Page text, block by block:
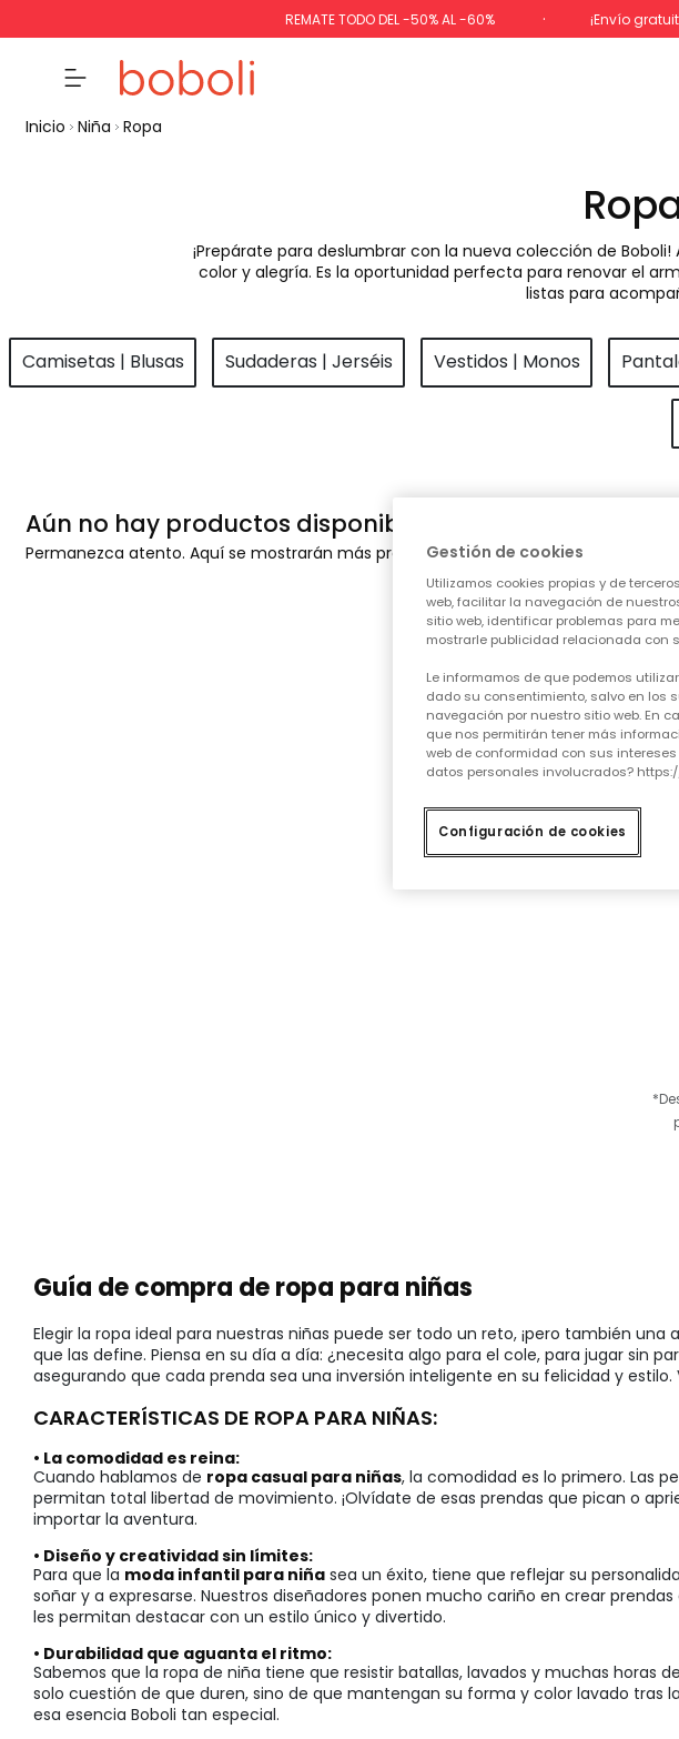
REMATE TODO DEL -50% AL -60% ¡Envío
Inicio Niña Ropa
¡Prepárate para deslumbrar con la nueva colección de
color y alegría. Es la oportunidad perfecta para renovar el
listas para
Camisetas | Blusas Sudaderas | Jerséis Vestidos | Monos
Aún no hay productos disponibles
Permanezca atento. Aquí se mostrarán más productos a medida que se vayan
Guía de compra de ropa para niñas
Elegir la ropa ideal para nuestras niñas puede ser todo un reto, ¡pero también
que las define. Piensa en su día a día: ¿necesita algo para el cole, para jugar sin
asegurando que cada prenda sea una inversión inteligente en su felicidad y
CARACTERÍSTICAS DE ROPA PARA NIÑAS:
• La comodidad es reina:
Cuando hablamos de ropa casual para niñas, la comodidad es lo primero. Las
permitan total libertad de movimiento. ¡Olvídate de esas prendas que pican o
importar la aventura.
• Diseño y creatividad sin límites:
Para que la moda infantil para niña sea un éxito, tiene que reflejar su
soñar y a expresarse. Nuestros diseñadores ponen mucho cariño en crear prendas
les permitan destacar con un estilo único y divertido.
• Durabilidad que aguanta el ritmo:
Sabemos que la ropa de niña tiene que resistir batallas, lavados y muchas horas
solo cuestión de que duren, sino de que mantengan su forma y color lavado
esa esencia Boboli tan especial.
Gestión de cookies
Utilizamos cookies propias y de
web, facilitar la navegación de
sitio web, identificar problemas para
mostrarle publicidad relacionada con
Le informamos de que podemos
dado su consentimiento, salvo en los
navegación por nuestro sitio web. En
que nos permitirán tener más
web de conformidad con sus
datos personales involucrados?
Configuración de cookies